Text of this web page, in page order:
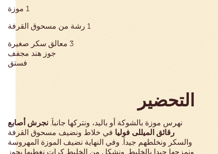
جوز هند مجفف
فستق
التحضير
نهرس موزة بالشوكة أو باليد، ونتركها جانباَ.نجرش أصابع
رقائق الميللى فوليافي خلاط ونضيف مسحوق القرفة
والسكر ونخلطهم جيداَ. وفي النهاية نضيف الموزة المهروسة